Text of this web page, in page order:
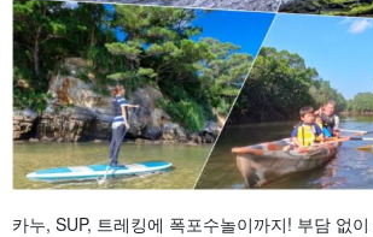
카누, SUP, 트레킹에 폭포수놀이까지! 부담 없